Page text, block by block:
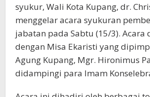
syukur, Wali Kota Kupang, dr.
menggelar acara syukuran
jabatan pada Sabtu (15/3). Acara
dengan Misa Ekaristi yang
Agung Kupang, Mgr. Hironimus
didampingi para Imam